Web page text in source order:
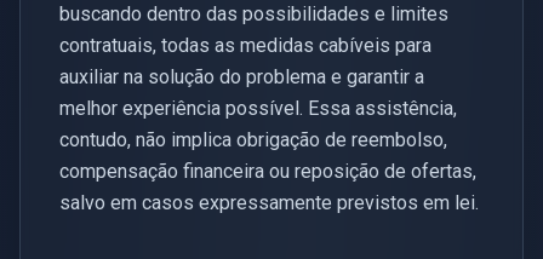
buscando dentro das possibilidades e limites
contratuais, todas as medidas cabíveis para
auxiliar na solução do problema e garantir a
melhor experiência possível. Essa assistência,
contudo, não implica obrigação de reembolso,
compensação financeira ou reposição de ofertas,
salvo em casos expressamente previstos em lei.